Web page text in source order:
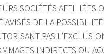
SOCIÉTÉS AFFILIÉES
DE LA
PAS
INDIRECTS OU